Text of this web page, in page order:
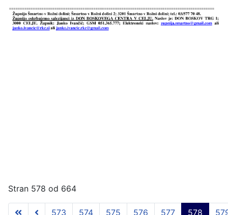
Stran 578 od 664
573 574 575 576 577 578